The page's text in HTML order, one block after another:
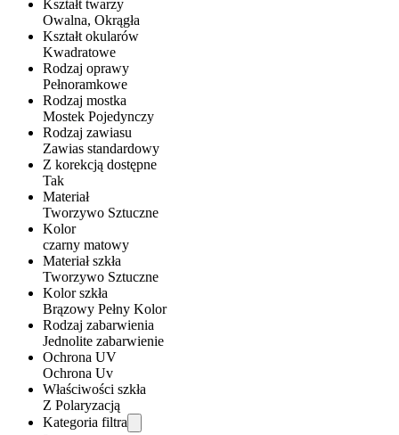
Kształt twarzy
Owalna, Okrągła
Kształt okularów
Kwadratowe
Rodzaj oprawy
Pełnoramkowe
Rodzaj mostka
Mostek Pojedynczy
Rodzaj zawiasu
Zawias standardowy
Z korekcją dostępne
Tak
Materiał
Tworzywo Sztuczne
Kolor
czarny matowy
Materiał szkła
Tworzywo Sztuczne
Kolor szkła
Brązowy Pełny Kolor
Rodzaj zabarwienia
Jednolite zabarwienie
Ochrona UV
Ochrona Uv
Właściwości szkła
Z Polaryzacją
Kategoria filtra